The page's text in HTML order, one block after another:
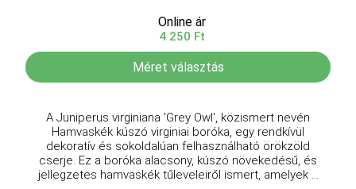
Online ár
4 250 Ft
Méret választás
A Juniperus virginiana 'Grey Owl', közismert nevén
Hamvaskék kúszó virginiai boróka, egy rendkívül
dekoratív és sokoldalúan felhasználható örökzöld
cserje. Ez a boróka alacsony, kúszó növekedésű, és
jellegzetes hamvaskék tűleveleiről ismert, amelyek ...